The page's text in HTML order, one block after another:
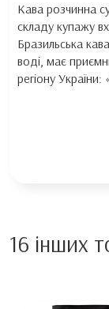
Кава розчинна
складу купажу
Бразильська
воді, має
регіону
16 інших